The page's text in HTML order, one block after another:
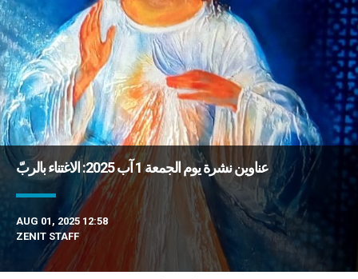
عناوين نشرة يوم الجمعة 1 آب 2025: الاغتناء بالربّ
AUG 01, 2025 12:58
ZENIT STAFF